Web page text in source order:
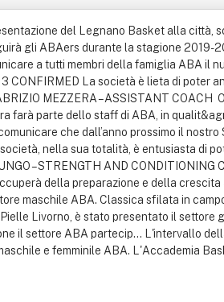
del Legnano Basket alla città,
gli ABAers durante la stagione 2019-
a tutti membri della famiglia ABA il
CONFIRMED La società è lieta di poter
MEZZERA – ASSISTANT COACH
farà parte dello staff di ABA, in
che dall’anno prossimo il
nella sua totalità, è entusiasta di
– STRENGTH AND CONDITIONING
della preparazione e della
maschile ABA. Classica sfilata in
Livorno, è stato presentato il settore
il settore ABA partecip... L'intervallo
e femminile ABA. L'Accademia